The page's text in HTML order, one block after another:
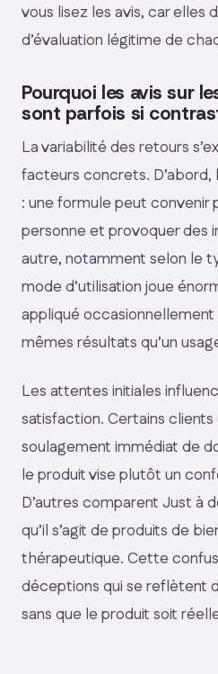
vous lisez les avis, car elles
d’évaluation légitime de
Pourquoi les avis sur
sont parfois si
La variabilité des retours
facteurs concrets.
: une formule peut convenir
personne et provoquer des
autre, notamment selon le
mode d’utilisation joue
appliqué occasionnellement
mêmes résultats qu’un
Les attentes initiales
satisfaction. Certains clients
soulagement immédiat de
le produit vise plutôt un
D’autres comparent Just à
qu’il s’agit de produits de
thérapeutique. Cette
déceptions qui se reflètent
sans que le produit soit